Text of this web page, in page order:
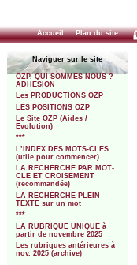
Accueil Plan du site
Naviguer sur le site
OZP. QUI SOMMES NOUS ?
ADHESION
Les PRODUCTIONS OZP
LES POSITIONS OZP
Le Site OZP (Aides /
Evolution)
***
L’INDEX DES MOTS-CLES
(utile pour commencer)
LA RECHERCHE PAR MOT-
CLE ET CROISEMENT
(recommandée)
LA RECHERCHE PLEIN
TEXTE sur un mot
***
LA RUBRIQUE UNIQUE à
partir de novembre 2025
Les rubriques antérieures à
nov. 2025 (archive)